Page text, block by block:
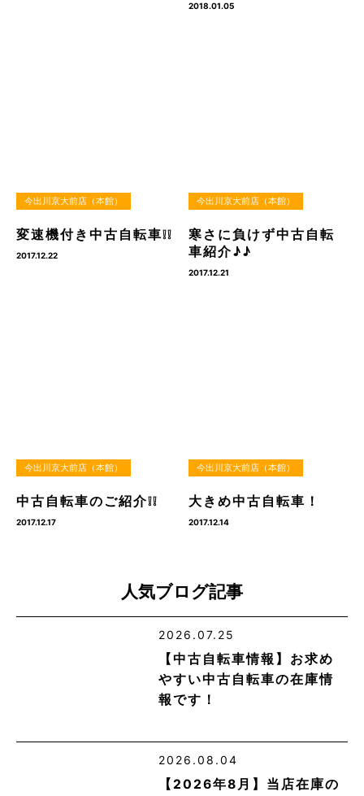
2018.01.05
今出川京大前店（本館）
変速機付き中古自転車❕❕
2017.12.22
今出川京大前店（本館）
寒さに負けず中古自転
車紹介♪♪
2017.12.21
今出川京大前店（本館）
中古自転車のご紹介❕❕
2017.12.17
今出川京大前店（本館）
大きめ中古自転車！
2017.12.14
人気ブログ記事
2026.07.25
【中古自転車情報】お求め
やすい中古自転車の在庫情
報です！
2026.08.04
【2026年8月】当店在庫の